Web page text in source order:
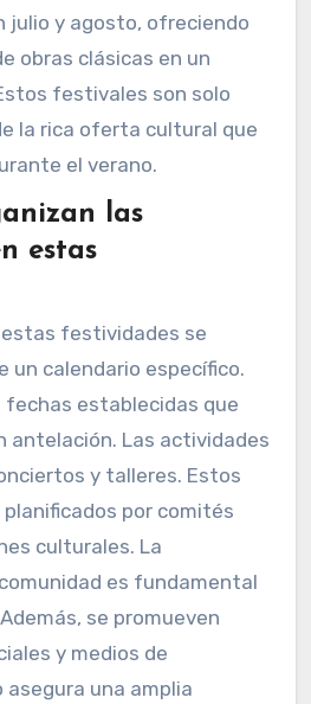
julio y agosto, ofreciendo
obras clásicas en un
festivales son solo
la rica oferta cultural que
el verano.
las
estas
festividades se
un calendario específico.
establecidas que
antelación. Las actividades
y talleres. Estos
por comités
culturales. La
es fundamental
se promueven
y medios de
asegura una amplia